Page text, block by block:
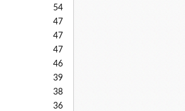
54
47
47
47
46
39
38
36